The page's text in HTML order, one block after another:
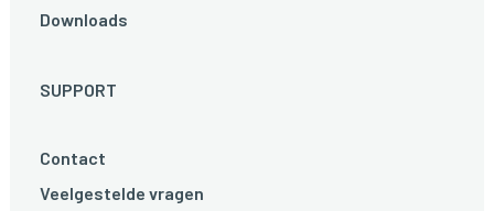
Downloads
SUPPORT
Contact
Veelgestelde vragen